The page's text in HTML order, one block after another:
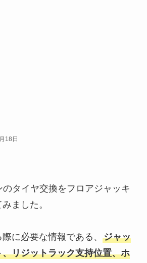
18日
タイヤ交換をフロアジャッキ
ました。
に必要な情報である、 ジャッ
リジットラック支持位置、ホ